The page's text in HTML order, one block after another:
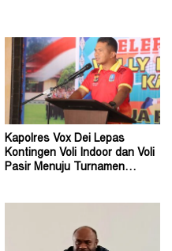
Kapolres Vox Dei Lepas
Kontingen Voli Indoor dan Voli
Pasir Menuju Turnamen